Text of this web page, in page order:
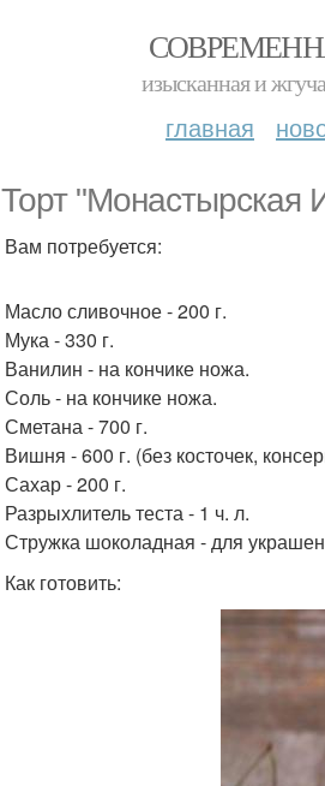
изысканная и
главная
Торт "Монастырская
Вам потребуется:
Масло сливочное - 200 г.
Мука - 330 г.
Ванилин - на кончике ножа.
Соль - на кончике ножа.
Сметана - 700 г.
Вишня - 600 г. (без косточек,
Сахар - 200 г.
Разрыхлитель теста - 1 ч. л.
Стружка шоколадная - для
Как готовить: